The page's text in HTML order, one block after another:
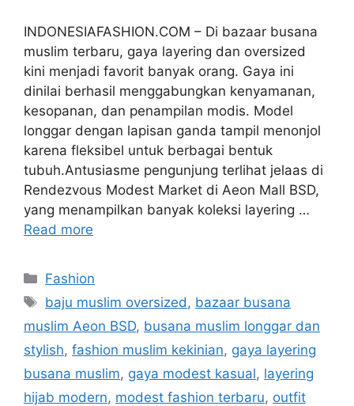
INDONESIAFASHION.COM – Di bazaar busana
muslim terbaru, gaya layering dan oversized
kini menjadi favorit banyak orang. Gaya ini
dinilai berhasil menggabungkan kenyamanan,
kesopanan, dan penampilan modis. Model
longgar dengan lapisan ganda tampil menonjol
karena fleksibel untuk berbagai bentuk
tubuh.Antusiasme pengunjung terlihat jelaas di
Rendezvous Modest Market di Aeon Mall BSD,
yang menampilkan banyak koleksi layering …
Read more
Categories
Fashion
Tags
baju muslim oversized , bazaar busana
muslim Aeon BSD, busana muslim longgar dan
stylish, fashion muslim kekinian, gaya layering
busana muslim, gaya modest kasual, layering
hijab modern, modest fashion terbaru, outfit